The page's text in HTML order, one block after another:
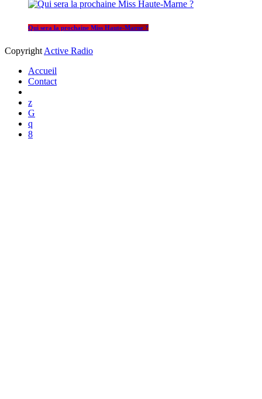
Qui sera la prochaine Miss Haute-Marne ?
Copyright Active Radio
Accueil
Contact